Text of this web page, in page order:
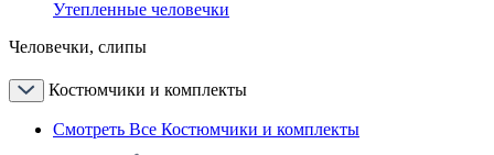
Утепленные человечки
Человечки, слипы
Костюмчики и комплекты
Смотреть Все Костюмчики и комплекты